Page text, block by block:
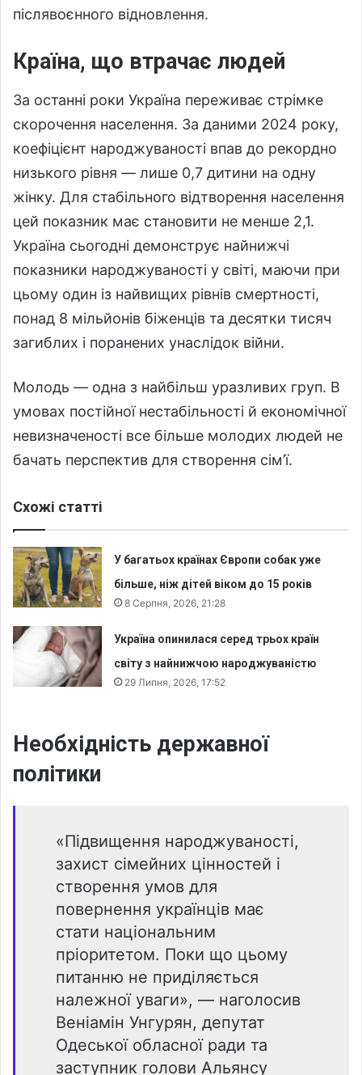
післявоєнного відновлення.
Країна, що втрачає людей
За останні роки Україна переживає стрімке
скорочення населення. За даними 2024 року,
коефіцієнт народжуваності впав до рекордно
низького рівня — лише 0,7 дитини на одну
жінку. Для стабільного відтворення населення
цей показник має становити не менше 2,1.
Україна сьогодні демонструє найнижчі
показники народжуваності у світі, маючи при
цьому один із найвищих рівнів смертності,
понад 8 мільйонів біженців та десятки тисяч
загиблих і поранених унаслідок війни.
Молодь — одна з найбільш уразливих груп. В
умовах постійної нестабільності й економічної
невизначеності все більше молодих людей не
бачать перспектив для створення сім’ї.
Схожі статті
У багатьох країнах Європи собак уже
більше, ніж дітей віком до 15 років
8 Серпня, 2026, 21:28
Україна опинилася серед трьох країн
світу з найнижчою народжуваністю
29 Липня, 2026, 17:52
Необхідність державної
політики
«Підвищення народжуваності,
захист сімейних цінностей і
створення умов для
повернення українців має
стати національним
пріоритетом. Поки що цьому
питанню не приділяється
належної уваги», — наголосив
Веніамін Унгурян, депутат
Одеської обласної ради та
заступник голови Альянсу